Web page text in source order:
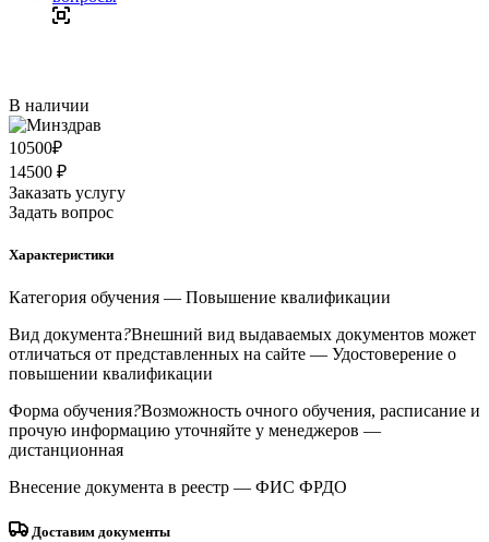
В наличии
10500₽
14500 ₽
Заказать услугу
Задать вопрос
Характеристики
Категория обучения — Повышение квалификации
Вид документа?Внешний вид выдаваемых документов может
отличаться от представленных на сайте — Удостоверение о
повышении квалификации
Форма обучения?Возможность очного обучения, расписание и
прочую информацию уточняйте у менеджеров —
дистанционная
Внесение документа в реестр — ФИС ФРДО
Доставим документы